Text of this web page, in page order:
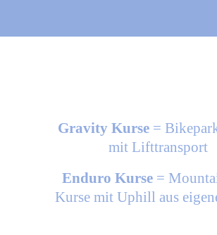
Gravity Kurse=
mit Lifttransport
Enduro Kurse =
Kurse mit Uphill aus